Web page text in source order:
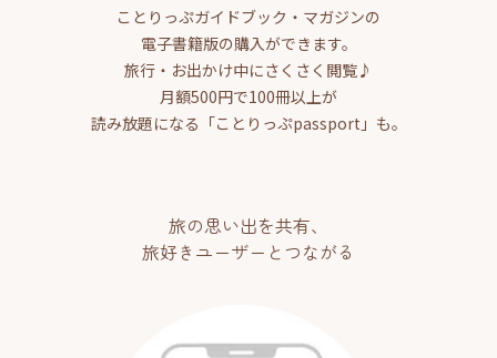
ことりっぷガイドブック・マガジンの
電子書籍版の購入ができます。
旅行・お出かけ中にさくさく閲覧♪
月額500円で100冊以上が
読み放題になる「ことりっぷpassport」も。
旅の思い出を共有、
旅好きユーザーとつながる